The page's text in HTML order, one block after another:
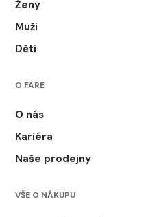
Ženy
Muži
Děti
O FARE
O nás
Kariéra
Naše prodejny
VŠE O NÁKUPU